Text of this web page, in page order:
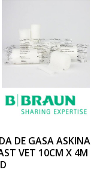
DE GASA ASKINA
VET 10CM X 4M